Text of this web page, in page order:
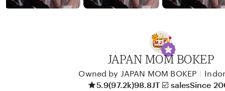
JAPAN MOM BOKEP
Owned by JAPAN MOM BOKEP
5.9(97.2k)98.8JT ☑️ salesSince